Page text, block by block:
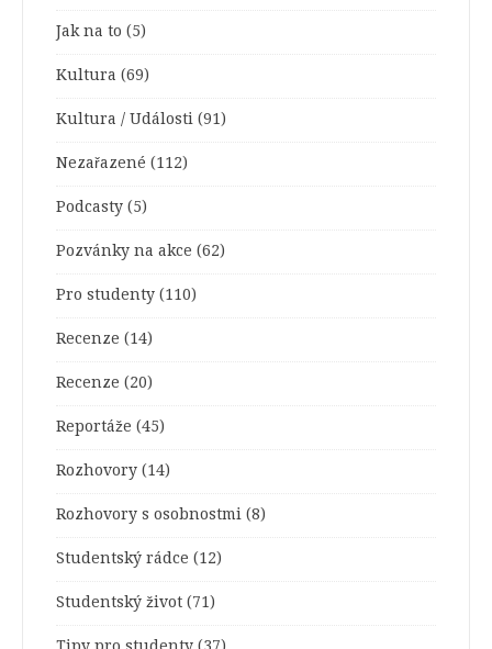
Jak na to (5)
Kultura (69)
Kultura / Události (91)
Nezařazené (112)
Podcasty (5)
Pozvánky na akce (62)
Pro studenty (110)
Recenze (14)
Recenze (20)
Reportáže (45)
Rozhovory (14)
Rozhovory s osobnostmi (8)
Studentský rádce (12)
Studentský život (71)
Tipy pro studenty (37)